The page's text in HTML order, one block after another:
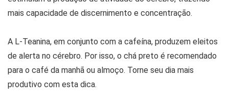
mais capacidade de discernimento e concentração.
A L-Teanina, em conjunto com a cafeína, produzem eleitos
de alerta no cérebro. Por isso, o chá preto é recomendado
para o café da manhã ou almoço. Torne seu dia mais
produtivo com esta dica.